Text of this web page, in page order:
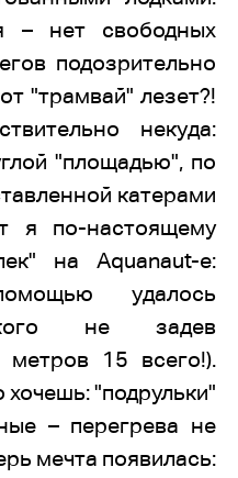
– нет свободных
подозрительно
"трамвай" лезет?!
некуда:
"площадью", по
катерами
я по-настоящему
на Aquanaut-е:
удалось
не задев
метров 15 всего!).
хочешь: "подрульки"
– перегрева не
мечта появилась: